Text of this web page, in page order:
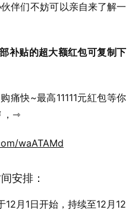
伴们不妨可以亲自来了解一
补贴的超大额红包可复制下
痛快~最高11111元紅包等你
，⇾
waATAMd
安排：
月1日开始，持续至12月12